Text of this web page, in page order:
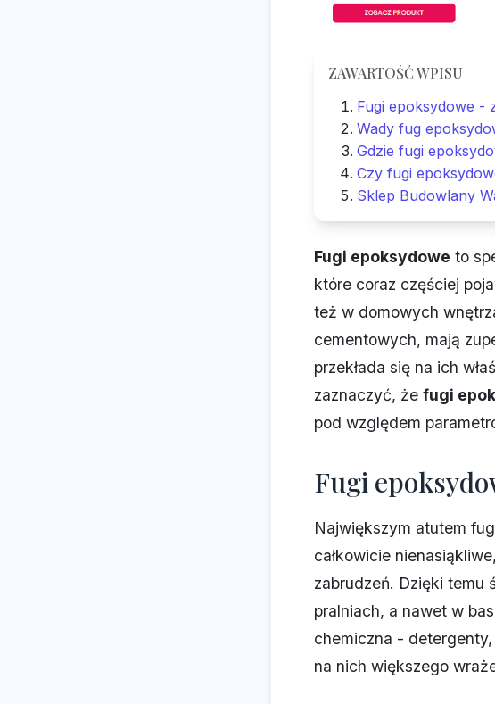
ZAWARTOŚĆ WPISU
Fugi epoksydowe -
Wady fug
Gdzie fugi
Czy fugi
Sklep Budowlany
Fugi epoksydowe to
które coraz częściej
też w domowych
cementowych, mają
przekłada się na ich
zaznaczyć, że fugi
pod względem
Fugi
Największym atutem
całkowicie
zabrudzeń. Dzięki temu
pralniach, a nawet w
chemiczna -
na nich większego